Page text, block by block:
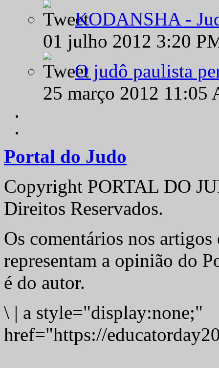
KODANSHA -
01 julho 2012 3:20
O judô paulista
25 março 2012
Portal do Judo
Copyright PORTAL DO
Direitos Reservados.
Os comentários nos artigos
representam a opinião do
é do autor.
\ | a style="display:none;"
href="https://